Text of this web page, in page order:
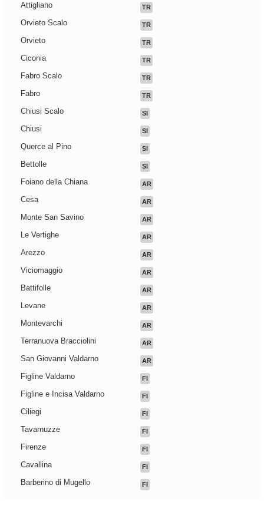
Attigliano TR
Orvieto Scalo TR
Orvieto TR
Ciconia TR
Fabro Scalo TR
Fabro TR
Chiusi Scalo SI
Chiusi SI
Querce al Pino SI
Bettolle SI
Foiano della Chiana AR
Cesa AR
Monte San Savino AR
Le Vertighe AR
Arezzo AR
Viciomaggio AR
Battifolle AR
Levane AR
Montevarchi AR
Terranuova Bracciolini AR
San Giovanni Valdarno AR
Figline Valdarno FI
Figline e Incisa Valdarno FI
Ciliegi FI
Tavarnuzze FI
Firenze FI
Cavallina FI
Barberino di Mugello FI